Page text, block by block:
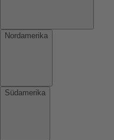
Nordamerika
Südamerika